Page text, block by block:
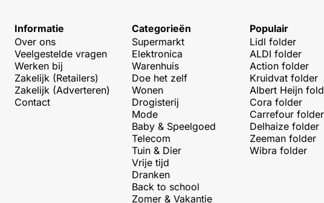
Informatie
Over ons
Veelgestelde vragen
Werken bij
Zakelijk (Retailers)
Zakelijk (Adverteren)
Contact
Categorieën
Supermarkt
Elektronica
Warenhuis
Doe het zelf
Wonen
Drogisterij
Mode
Baby & Speelgoed
Telecom
Tuin & Dier
Vrije tijd
Dranken
Back to school
Zomer & Vakantie
Populair
Lidl folder
ALDI folder
Action folder
Kruidvat folder
Albert Heijn
Cora folder
Carrefour folder
Delhaize folder
Zeeman folder
Wibra folder